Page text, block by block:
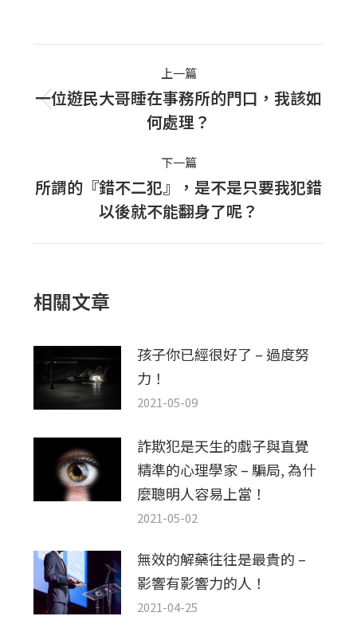
navigation
上一篇
上
一
篇
文
章：
一位遊民大哥睡在事務所的門口，我該如
何處理？
下一篇
下
一
篇
所謂的『錯不二犯』，是不是只要我犯錯
以後就不能翻身了呢？
相關文章
孩子你已經很好了 – 過度努
力！
2021-05-09
詐欺犯是天生的戲子與直覺
精準的心理學家 – 騙局, 為什
麼聰明人容易上當！
2021-05-02
無效的解藥往往是最貴的 –
影響有影響力的人！
2021-04-25